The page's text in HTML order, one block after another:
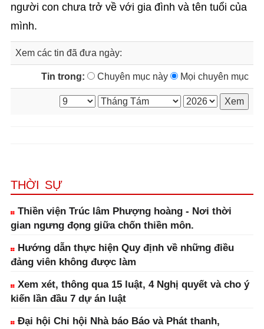
người con chưa trở về với gia đình và tên tuổi của
mình.
Xem các tin đã đưa ngày:
Tin trong: Chuyên mục này Mọi chuyên mục
THỜI SỰ
Thiền viện Trúc lâm Phượng hoàng - Nơi thời
gian ngưng đọng giữa chốn thiền môn.
Hướng dẫn thực hiện Quy định về những điều
đảng viên không được làm
Xem xét, thông qua 15 luật, 4 Nghị quyết và cho ý
kiến lần đầu 7 dự án luật
Đại hội Chi hội Nhà báo Báo và Phát thanh,